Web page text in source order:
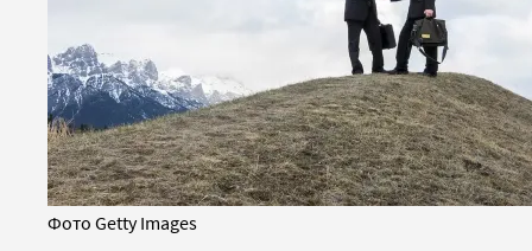
Фото Getty Images